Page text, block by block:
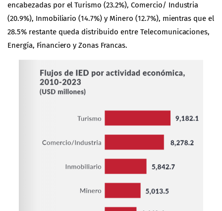
encabezadas por el Turismo (23.2%), Comercio/ Industria
(20.9%), Inmobiliario (14.7%) y Minero (12.7%), mientras que el
28.5% restante queda distribuido entre Telecomunicaciones,
Energía, Financiero y Zonas Francas.